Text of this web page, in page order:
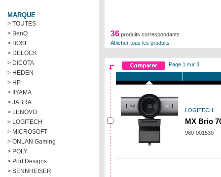
MARQUE
> TOUTES
> BenQ
> BOSE
> DELOCK
> DICOTA
> HEDEN
> HP
> IIYAMA
> JABRA
> LENOVO
> LOGITECH
> MICROSOFT
> ONLAN Gaming
> POLY
> Port Designs
> SENNHEISER
36 produits correspondants
Afficher tous les produits
Page 1 sur 3
LOGITECH
MX Brio
960-001530